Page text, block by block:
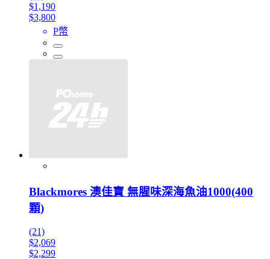
$1,190
$3,800
P幣
Blackmores 澳佳寶 無腥味深海魚油1000(400
顆)
(21)
$2,069
$2,299